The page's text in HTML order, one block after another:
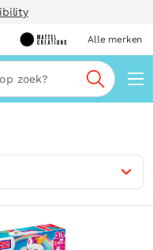
Alle merken
Zoeken